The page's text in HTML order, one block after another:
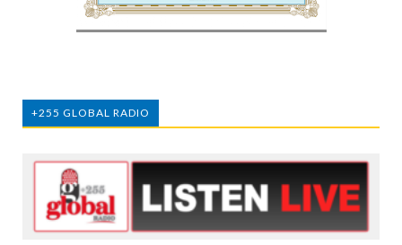
+255 GLOBAL RADIO